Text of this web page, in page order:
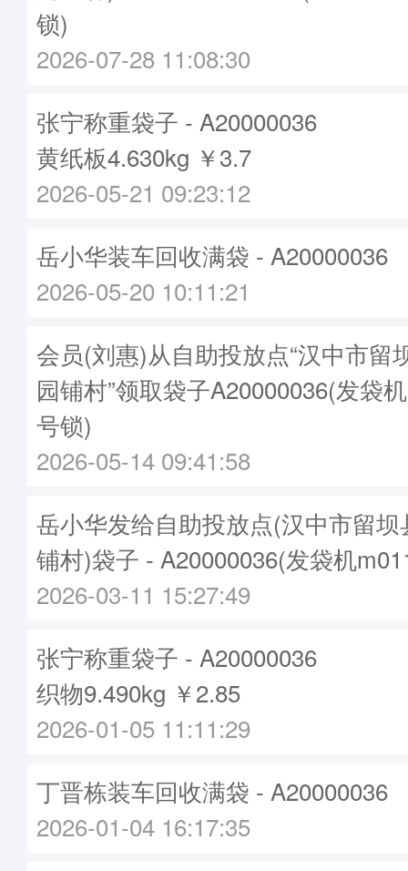
锁)
2026-07-28 11:08:30
张宁称重袋子 - A20000036
黄纸板4.630kg ￥3.7
2026-05-21 09:23:12
岳小华装车回收满袋 - A20000036
2026-05-20 10:11:21
会员(刘惠)从自助投放点“汉中市留
园铺村”领取袋子A20000036(发袋
号锁)
2026-05-14 09:41:58
岳小华发给自助投放点(汉中市留
铺村)袋子 - A20000036(发袋机
2026-03-11 15:27:49
张宁称重袋子 - A20000036
织物9.490kg ￥2.85
2026-01-05 11:11:29
丁晋栋装车回收满袋 - A20000036
2026-01-04 16:17:35